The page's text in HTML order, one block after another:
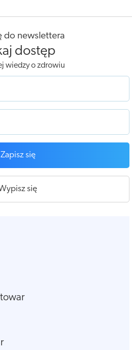
do newslettera
dostęp
wiedzy o zdrowiu
Zapisz się
się